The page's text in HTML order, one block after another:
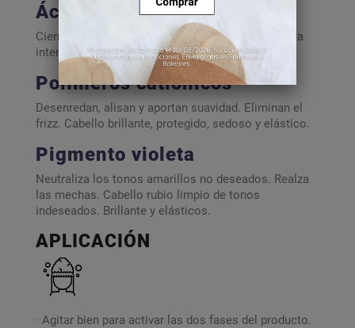
Ácido láctico
Cierra la cutícula por su pH ácido y protege la fibra
interna del cabello de los daños externos.
Polímeros catiónicos
Desenredan, alisan y aportan suavidad. Eliminan el
frizz. Cabello brillante, protegido, sedoso y elástico.
Pigmento violeta
Neutraliza los tonos amarillos no deseados. Realza
las mechas. Cabello rubio limpio de tonos
indeseados. Brillante y elásticos.
APLICACIÓN
· Agitar bien para activar las dos fases del producto.